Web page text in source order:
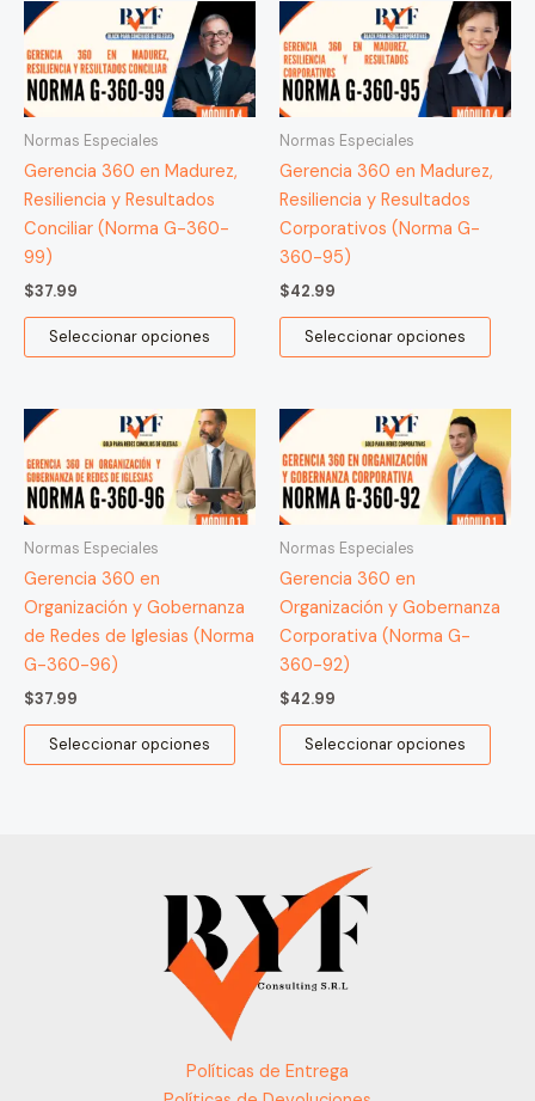
Normas Especiales
Gerencia 360 en Madurez,
Resiliencia y Resultados
Conciliar (Norma G-360-
99)
$37.99
Seleccionar opciones
Normas Especiales
Gerencia 360 en Madurez,
Resiliencia y Resultados
Corporativos (Norma G-
360-95)
$42.99
Seleccionar opciones
Normas Especiales
Gerencia 360 en
Organización y Gobernanza
de Redes de Iglesias (Norma
G-360-96)
$37.99
Seleccionar opciones
Normas Especiales
Gerencia 360 en
Organización y Gobernanza
Corporativa (Norma G-
360-92)
$42.99
Seleccionar opciones
Políticas de Entrega